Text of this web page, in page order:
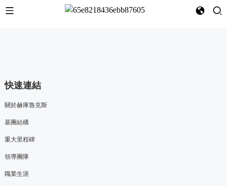
快速連結
關於赫庫魯克斯
基團結構
重大里程碑
領導團隊
職業生涯